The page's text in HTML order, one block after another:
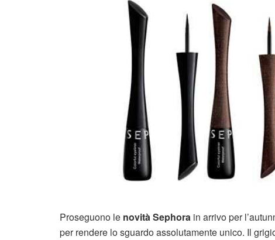
Proseguono le novità Sephora in arrivo per
per rendere lo sguardo assolutamente unico. Il